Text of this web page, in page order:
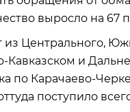
выросло на 67
из Центрального,
и
по Карачаево-
поступило